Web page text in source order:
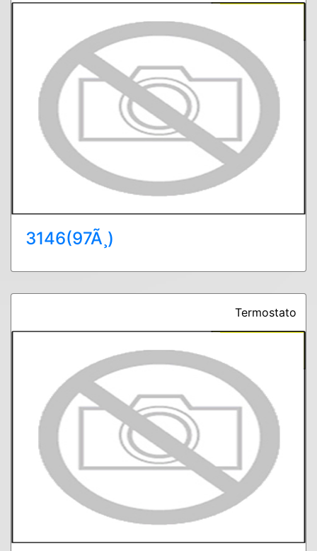
3146(97Ã¸)
Termostato